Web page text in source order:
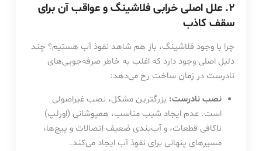
۲. علل اصلی خرابی فلاشینگ و عواقب آن برای
سقف کاذب
چرا با وجود فلاشینگ، باز هم شاهد نفوذ آب هستیم؟ چند
دلیل اصلی وجود دارد که اغلب به خاطر صرفه‌جویی‌های
نادرست در زمان ساخت رخ می‌دهد:
نصب نادرست: بزرگترین مشکل، نصب غیراصولی
است. عدم ایجاد شیب مناسب، همپوشانی (اورلپ)
ناکافی قطعات، و آب‌بندی ضعیف اتصالات و پیچ‌ها،
مسیرهای پنهانی برای نفوذ آب ایجاد می‌کند.